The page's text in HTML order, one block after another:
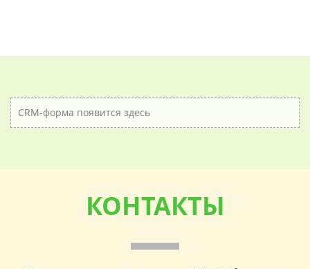
CRM-форма появится здесь
КОНТАКТЫ